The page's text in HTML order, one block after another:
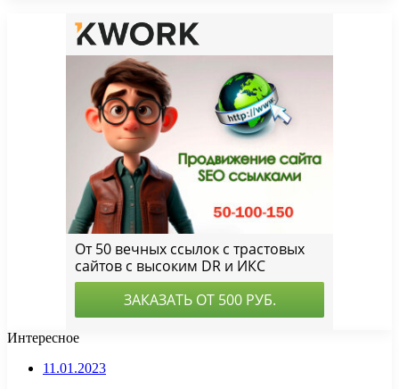
Интересное
11.01.2023